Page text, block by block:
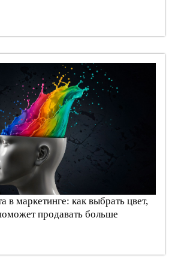
в маркетинге: как выбрать цвет,
продавать больше